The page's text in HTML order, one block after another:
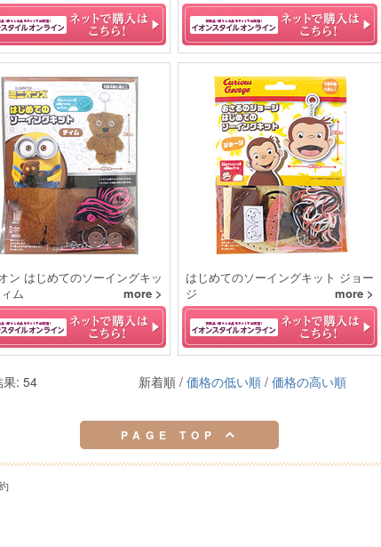
ン はじめてのソーイングキッ
ム
more >
はじめてのソーイングキット ジョー
ジ
more >
果: 54 新着順 / 価格の低い順 / 価格の高い順
PAGE TOP